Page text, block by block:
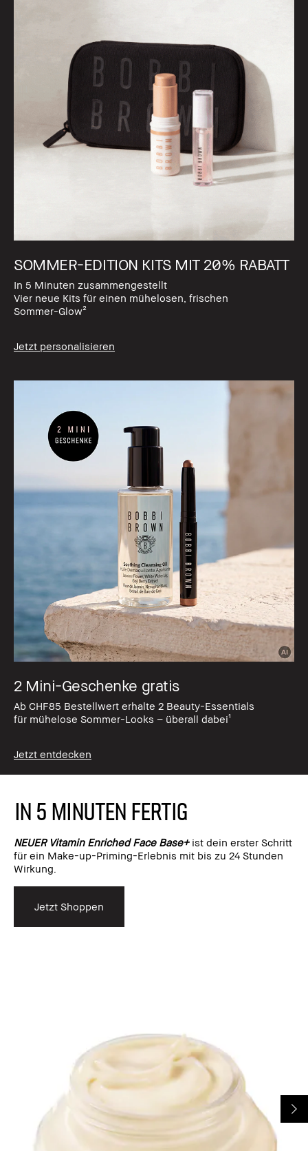
SOMMER-EDITION KITS MIT 20% RABATT
In 5 Minuten zusammengestellt
Vier neue Kits für einen mühelosen, frischen
Sommer-Glow²
Jetzt personalisieren
2 Mini-Geschenke gratis
Ab CHF85 Bestellwert erhalte 2 Beauty-Essentials
für mühelose Sommer-Looks – überall dabei¹
Jetzt entdecken
IN 5 MINUTEN FERTIG
NEUER Vitamin Enriched Face Base+ ist dein erster Schritt
für ein Make-up-Priming-Erlebnis mit bis zu 24 Stunden
Wirkung.
Jetzt Shoppen